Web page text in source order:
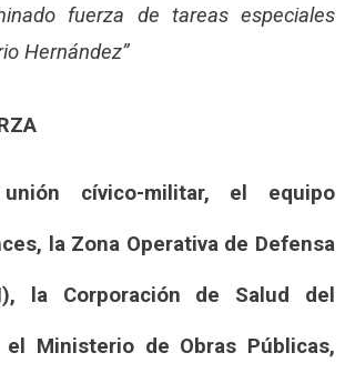
fuerza de tareas especiales
Hernández”
cívico-militar, el equipo
la Zona Operativa de Defensa
la Corporación de Salud del
el Ministerio de Obras Públicas,